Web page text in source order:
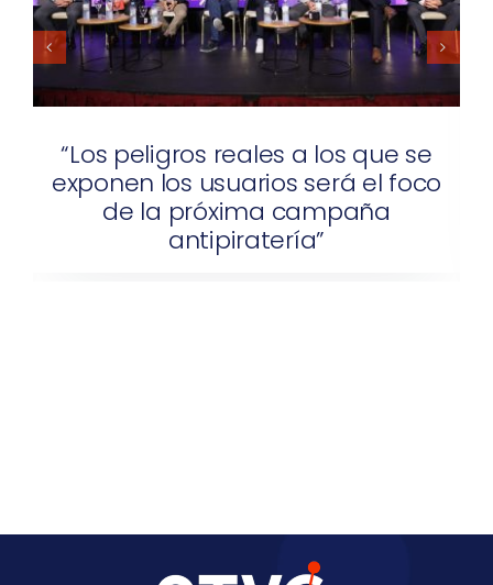
Jornadas Internacionales anuncia
su edición 2026 con una propuesta
renovada para el ecosistema
digital y de contenidos